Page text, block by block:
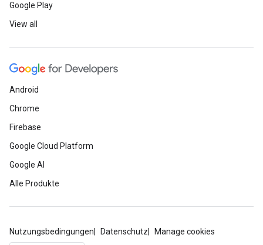
Google Play
View all
Android
Chrome
Firebase
Google Cloud Platform
Google AI
Alle Produkte
Nutzungsbedingungen Datenschutz Manage cookies